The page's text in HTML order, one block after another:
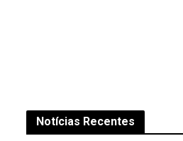
Notícias Recentes